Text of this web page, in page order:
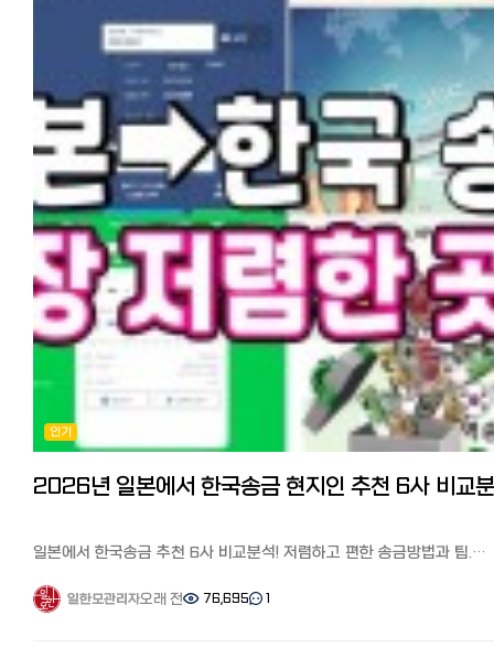
https://korean.co.jp/life2/130
처리되더군요. 비자 신청 시 제출할 호적등본(고세키토본)에 제 이름이
올라간 걸 확인했을 때의 그 뭉클함! 꼭 확인하세요.
2. 두 번째 관문: "사랑을 글로 증명하라고요?" (질문서 작성) 결혼비자의 꽃
(?)은 바로 질문서(質問書)입니다. 이게 제일 공이 많이 들어갔어요. 내
처음 만난 날짜, 장소, 소개자 유무, 프러포즈 경위, 사용 언어 등... 거의
소설을 쓰는 기분이었습니다. 꿀팁: 기억이 가물가물할 수 있으니 카톡 대화
기록이나 비행기 티켓 날짜를 미리 확인해두세요. 저희는 두 사람이 함
찍은 사진 2~3장도 필수였는데, 양가 부모님과 함께 찍은 사진이 있으면
'가족이 공인한 관계'라는 인상을 줘서 유리하다고 하더라고요.
3. 세 번째 관문: "먹고 살 능력은 있는가?" (신원보증과 경제력) 일본 정부가
가장 걱정하는 건 "이 외국인이 와서 세금만 축내는 거 아냐?"라는 점인
같아요. 서류: 일본인 배우자의 과세증명서, 납세증명서, 재직증명서가
필요합니다.
내 경험: 제 배우자가 당시 이직한 지 얼마 안 돼서 소득 증빙이 조금
불안했어요. 그래서 저희는 통장 잔고 증명서와 제 한국에서의 경력
증명까지 싹 다 긁어모아 "우리는 굶지 않고 잘 살 수 있다"는 의지를
강력하게 어필했습니다. (신원보증서 서명은 당연히 일본인 배우자가!)
4. 네 번째 관문: 입국관리국 방문과 '무한 대기' 모든 서류가 준비되면 관할
입국관리국(뉴칸)으로 갑니다. 준비물: 증명사진(4x3cm), 여권, 재류카드
현장 스케치: 아침 일찍 갔는데도 대기 번호가 100번대... 서류를 접수하
나면 '접수표'를 줍니다. 이제부터는 짧게는 1개월, 길게는 3개월의 기다
시작됩니다.
5. 대망의 결과 발표! 어느 날 우편함에 도착한 엽서 한 장. '수수료
✅ 신청 전 필수 체크리스트 (요약) 구분 주요 내용 : 법적 조건 한국/일본
양국 혼인신고 완료 (호적등본 기재 필수) 핵심 서류 : 질문서(교제 경위
사진(본인 및 가족), 신원보증서, 경제력 증명 배우자의 주민세 과세/납세
인기
일본에서 한국송금 추천 6사 비교분석! 저렴하고 편한 송금방법과 팁.
일본에서 고군분투하며 일본 한국인 커뮤니티 '일본 한국인 모임
(페이스북)'과 '일한모 사이트'를 운영하고 있는 관리자입니다. 일본에
일한모관리자오래 전 76,695 1